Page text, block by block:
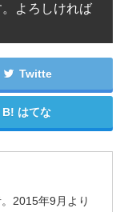
よろしければ
Twitte
はてな
2015年9月より